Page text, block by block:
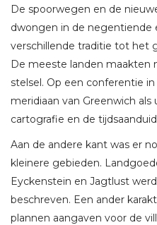
De spoorwegen en de
dwongen in de negentiende
verschillende traditie tot het
De meeste landen maakten
stelsel. Op een conferentie
meridiaan van Greenwich
cartografie en de
Aan de andere kant was er
kleinere gebieden.
Eyckenstein en Jagtlust
beschreven. Een ander
plannen aangaven voor de